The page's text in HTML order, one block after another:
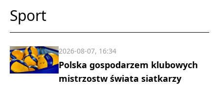
Sport
Polska gospodarzem klubowych
mistrzostw świata siatkarzy
2026-08-07, 16:34